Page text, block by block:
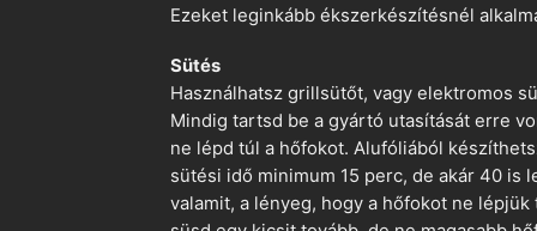
Ezeket leginkább ékszerkészítésnél
Sütés
Használhatsz grillsütőt, vagy elektromos
Mindig tartsd be a gyártó utasítását erre
ne lépd túl a hőfokot. Alufóliából
sütési idő minimum 15 perc, de akár 40 is
valamit, a lényeg, hogy a hőfokot ne